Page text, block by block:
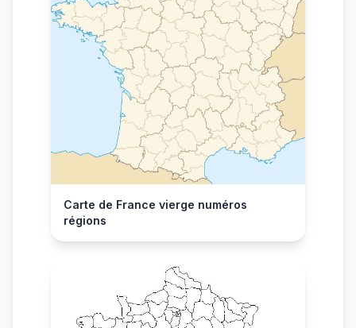
Carte de France vierge numéros
régions